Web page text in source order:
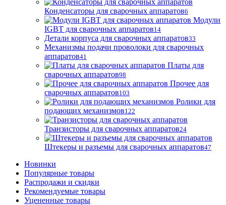
Конденсаторы для сварочных аппаратов6
Модули
IGBT для сварочных аппаратов14
Детали корпуса для сварочных аппаратов33
Механизмы подачи проволоки для сварочных
аппаратов41
Платы для
сварочных аппаратов98
Прочее для
сварочных аппаратов103
Ролики для
подающих механизмов122
Транзисторы для сварочных аппаратов24
Штекеры и разъемы для сварочных аппаратов47
Новинки
Популярные товары
Распродажи и скидки
Рекомендуемые товары
Уцененные товары